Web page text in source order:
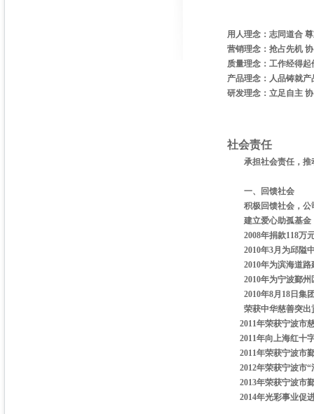
用人理念：志同道合
营销理念：抢占先机
质量理念：工作经得
产品理念：人品铸就
研发理念：立足自主
社会责任
承担社会责任，推
一、回馈社会
积极回馈社会，公
建立爱心助孤基金
2008年捐款118万元
2010年3月为邱隘中
2010年为滨海道路
2010年为宁波鄞州
2010年8月18日集
荣获中华慈善突出贡
2011年荣获宁波市
2011年向上海红十
2011年荣获宁波市
2012年荣获宁波市“
2013年荣获宁波市
2014年光彩事业促